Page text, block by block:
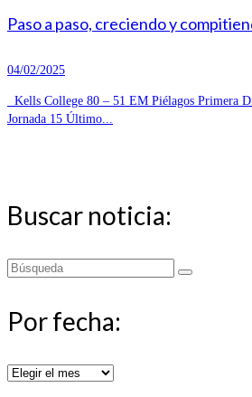
Paso a paso, creciendo y
04/02/2025
Kells College 80 – 51 EM Piélagos Primera
Jornada 15 Último...
Buscar noticia:
Buscar
Por fecha:
Por